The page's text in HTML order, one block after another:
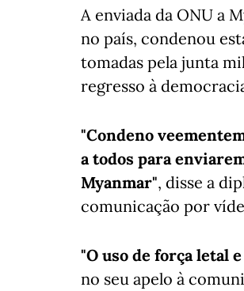
A enviada da ONU a
no país, condenou
tomadas pela junta
regresso à
"Condeno
a todos para
Myanmar", disse a
comunicação por
"O uso de força letal
no seu apelo à